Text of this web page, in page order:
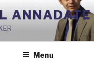
ANNADATE
Menu